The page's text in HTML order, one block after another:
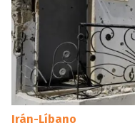
Irán-Líbano